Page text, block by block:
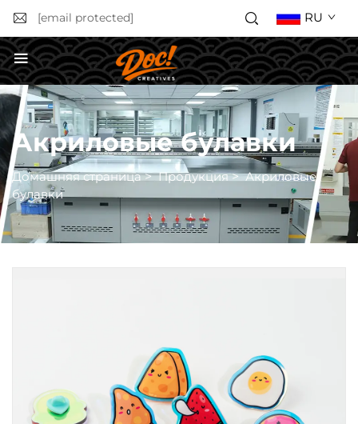
[email protected] RU
Получить расчёт стоимости
Акриловые булавки
Домашняя страница>Продукция>Акриловые
булавки